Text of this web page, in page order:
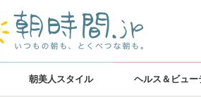
朝美人スタイル ヘルス＆ビュー